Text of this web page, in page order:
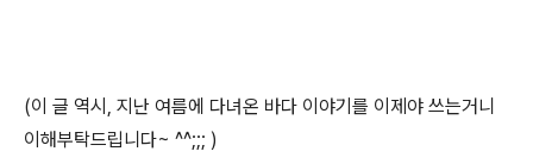
(이 글 역시, 지난 여름에 다녀온 바다 이야기를 이제야 쓰는거니
이해부탁드립니다~ ^^;;; )